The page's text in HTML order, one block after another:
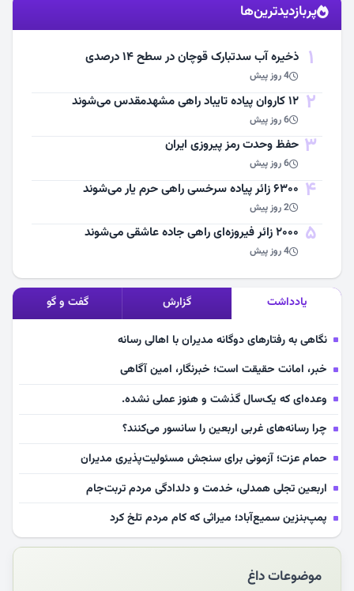
مشاهده اخبار
پربازدیدترین‌ها
1 ذخیره آب سدتبارک قوچان در سطح ۱۴ درصدی
4 روز پیش
2 ۱۲ کاروان پیاده تایباد راهی مشهدمقدس می‌شوند
6 روز پیش
3 حفظ وحدت رمز پیروزی ایران
6 روز پیش
4 ۶۳۰۰ زائر پیاده سرخسی راهی حرم یار می‌شوند
2 روز پیش
5 ۲۰۰۰ زائر فیروزه‌ای راهی جاده عاشقی می‌شوند
4 روز پیش
یادداشت گزارش گفت و گو
نگاهی به رفتارهای دوگانه مدیران با اهالی رسانه
خبر، امانت حقیقت است؛ خبرنگار، امین آگاهی
وعده‌ای که یک‌سال گذشت و هنوز عملی نشده.
چرا رسانه‌های غربی اربعین را سانسور می‌کنند؟
حمام عزت؛ آزمونی برای سنجش مسئولیت‌پذیری مدیران
اربعین تجلی همدلی، خدمت و دلدادگی مردم تربت‌جام
پمپ‌بنزین سمیع‌آباد؛ میراثی که کام مردم تلخ کرد
سلامت آینده‌سازان فوتبال قربانی بی‌توجهی مسئولان
بازخوانی رسانه‌ای اندیشه رهبر شهید
موضوعات داغ